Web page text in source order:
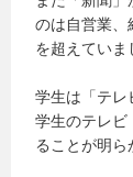
のは自営業、
を超えていま
学生は「テレ
学生のテレビ
ることが明ら